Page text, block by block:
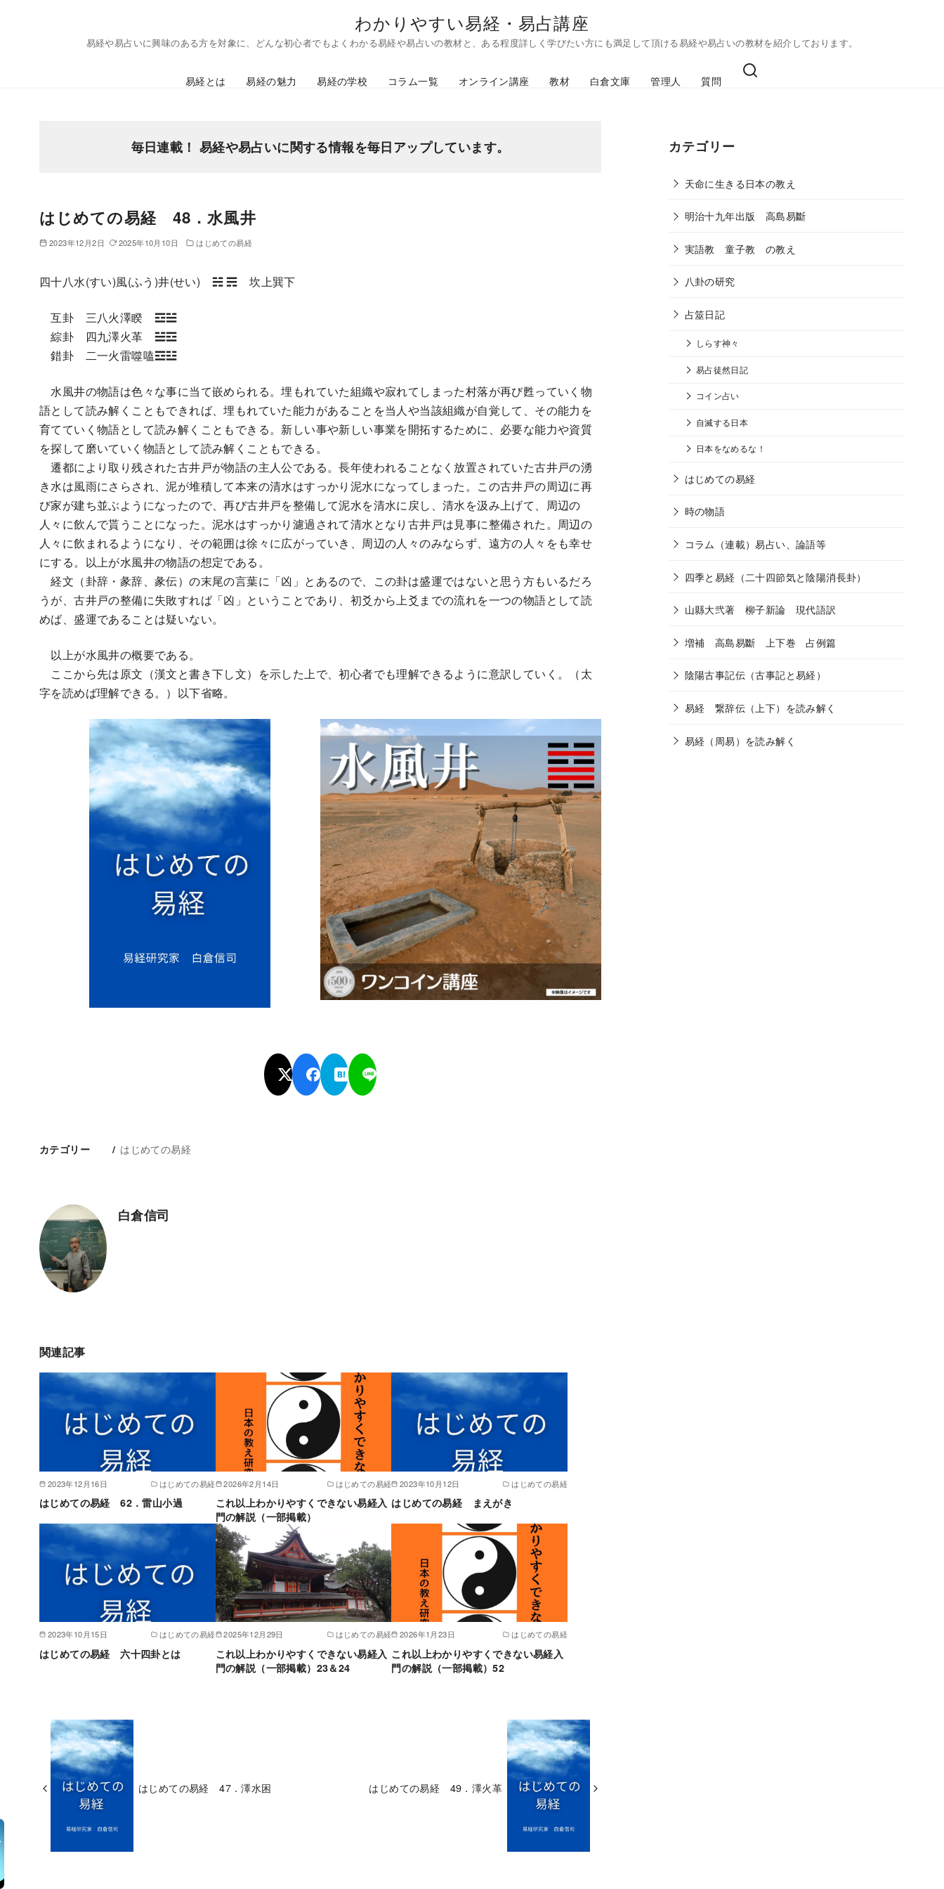
わかりやすい易経・易占講座
易経や易占いに興味のある方を対象に、どんな初心者でもよくわかる易経や易占いの教材と、ある程度詳しく学びたい方にも満足して頂ける易経や易占いの教材を紹介しております。
易経とは 易経の魅力 易経の学校 コラム一覧 オンライン講座 教材 白倉文庫 管理人 質問
毎日連載！ 易経や易占いに関する情報を毎日アップしています。
はじめての易経 48．水風井
2023年12月2日 2025年10月10日 はじめての易経
四十八水(すい)風(ふう)井(せい) ☵ ☴ 坎上巽下
互卦 三八火澤睽 ☲☱
綜卦 四九澤火革 ☱☲
錯卦 二一火雷噬嗑☲☳
水風井の物語は色々な事に当て嵌められる。埋もれていた組織や寂れてしまった村落が再び甦っていく物
語として読み解くこともできれば、埋もれていた能力があることを当人や当該組織が自覚して、その能力を
育てていく物語として読み解くこともできる。新しい事や新しい事業を開拓するために、必要な能力や資質
を探して磨いていく物語として読み解くこともできる。
遷都により取り残された古井戸が物語の主人公である。長年使われることなく放置されていた古井戸の湧
き水は風雨にさらされ、泥が堆積して本来の清水はすっかり泥水になってしまった。この古井戸の周辺に再
び家が建ち並ぶようになったので、再び古井戸を整備して泥水を清水に戻し、清水を汲み上げて、周辺の
人々に飲んで貰うことになった。泥水はすっかり濾過されて清水となり古井戸は見事に整備された。周辺の
人々に飲まれるようになり、その範囲は徐々に広がっていき、周辺の人々のみならず、遠方の人々をも幸せ
にする。以上が水風井の物語の想定である。
経文（卦辞・彖辞、彖伝）の末尾の言葉に「凶」とあるので、この卦は盛運ではないと思う方もいるだろ
うが、古井戸の整備に失敗すれば「凶」ということであり、初爻から上爻までの流れを一つの物語として読
めば、盛運であることは疑いない。
以上が水風井の概要である。
ここから先は原文（漢文と書き下し文）を示した上で、初心者でも理解できるように意訳していく。（太
字を読めば理解できる。）以下省略。
カテゴリー はじめての易経
白倉信司
関連記事
2023年12月16日 はじめての易経
はじめての易経 62．雷山小過
2026年2月14日 はじめての易経
これ以上わかりやすくできない易経入
門の解説（一部掲載）
2023年10月12日 はじめての易経
はじめての易経 まえがき
2023年10月15日 はじめての易経
はじめての易経 六十四卦とは
2025年12月29日 はじめての易経
これ以上わかりやすくできない易経入
門の解説（一部掲載）23＆24
2026年1月23日 はじめての易経
これ以上わかりやすくできない易経入
門の解説（一部掲載）52
はじめての易経 47．澤水困 はじめての易経 49．澤火革
カテゴリー
天命に生きる日本の教え
明治十九年出版 高島易斷
実語教 童子教 の教え
八卦の研究
占筮日記
しらす神々
易占徒然日記
コイン占い
自滅する日本
日本をなめるな！
はじめての易経
時の物語
コラム（連載）易占い、論語等
四季と易経（二十四節気と陰陽消長卦）
山縣大弐著 柳子新論 現代語訳
増補 高島易斷 上下巻 占例篇
陰陽古事記伝（古事記と易経）
易経 繋辞伝（上下）を読み解く
易経（周易）を読み解く